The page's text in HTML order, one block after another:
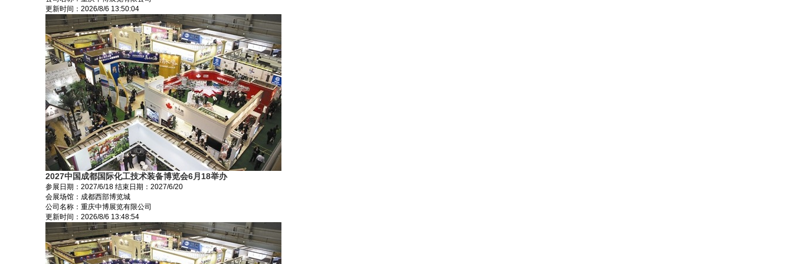
更新时间： 2026/8/6 13:50:04
2027中国成都国际化工技术装备博览会6月18举办
参展日期： 2027/6/18 结束日期： 2027/6/20
会展场馆： 成都西部博览城
公司名称：重庆中博展览有限公司
更新时间： 2026/8/6 13:48:54